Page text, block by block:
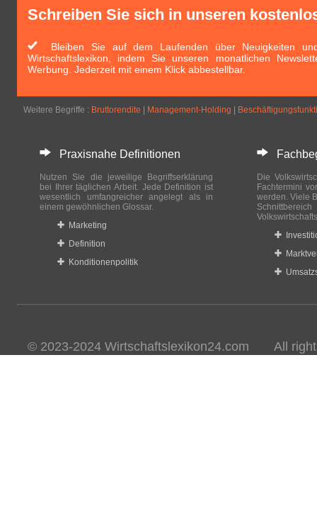
Schreiben Sie sich in unseren
Bleiben Sie auf dem Laufenden über Neuigkeiten
Wirtschaftslexikon, indem Sie unseren monatlichen
Werbung. Jederzeit mit einem Klick abbestellbar.
Weitere Begriffe : Bruttorendite Management-Holding
Praxisnahe Definitionen
Nutzen Sie die jeweilige Begriffserklärung
bei Ihrer täglichen Arbeit. Jede Definition ist
wesentlich umfangreicher angelegt als in
einem gewöhnlichen Glossar.
Marketing
Definition
Konditionenpolitik
Die
Fachtermini
werden. Viele
© 2023-2024 Wirtschaftslexikon24.com All